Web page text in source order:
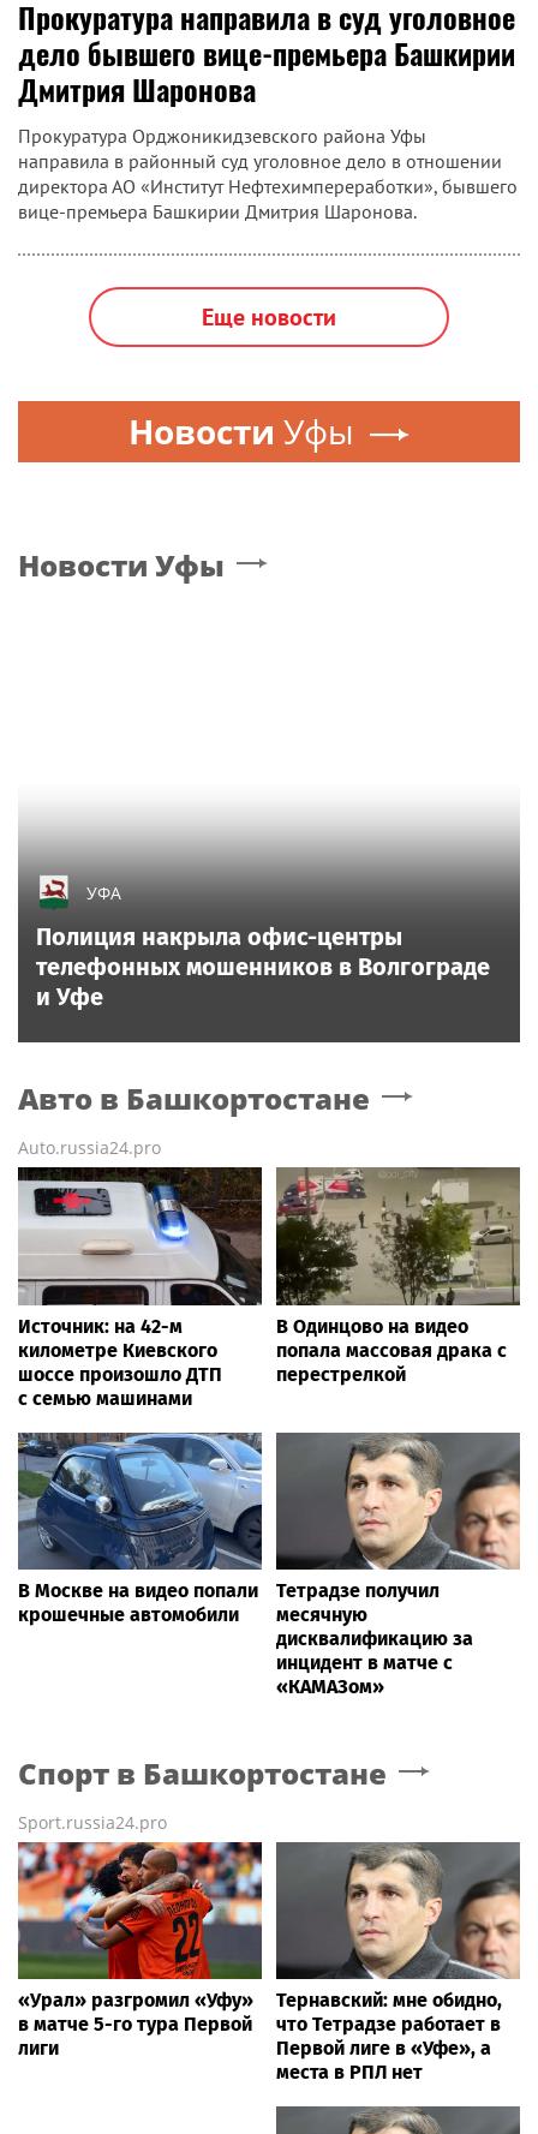
Прокуратура направила в суд уголовное
дело бывшего вице-премьера Башкирии
Дмитрия Шаронова
Прокуратура Орджоникидзевского района Уфы
направила в районный суд уголовное дело в отношении
директора АО «Институт Нефтехимпереработки», бывшего
вице-премьера Башкирии Дмитрия Шаронова.
Еще новости
Новости Уфы
Новости Уфы
УФА
Полиция накрыла офис-центры
телефонных мошенников в Волгограде
и Уфе
Авто в Башкортостане
Auto.russia24.pro
Источник: на 42-м
километре Киевского
шоссе произошло ДТП
с семью машинами
В Одинцово на видео
попала массовая драка с
перестрелкой
В Москве на видео попали
крошечные автомобили
Тетрадзе получил
месячную
дисквалификацию за
инцидент в матче с
«КАМАЗом»
Спорт в Башкортостане
Sport.russia24.pro
«Урал» разгромил «Уфу»
в матче 5-го тура Первой
лиги
Тернавский: мне обидно,
что Тетрадзе работает в
Первой лиге в «Уфе», а
места в РПЛ нет